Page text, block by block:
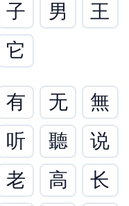
子 男
王
它
有 无
無
听 聽
说
老 高
长